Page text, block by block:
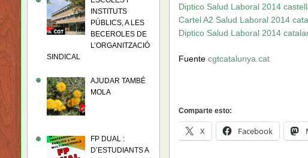
Diptico Salud Laboral 2014
Cartel A2 Salud Laboral 2014
Diptico Salud Laboral 2014
Fuente cgtcatalunya.cat
Comparte esto:
X Facebook
INSTITUTS
PÚBLICS, A LES
BECEROLES DE
L’ORGANITZACIÓ
SINDICAL
AJUDAR TAMBÉ
MOLA
FP DUAL :
D’ESTUDIANTS A